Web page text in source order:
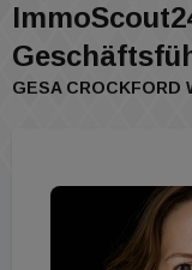
GESA CROCKFORD